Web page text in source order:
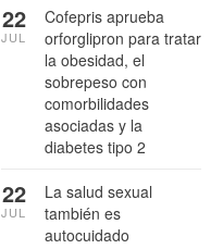
Cofepris aprueba
orforglipron para tratar
la obesidad, el
sobrepeso con
comorbilidades
asociadas y la
diabetes tipo 2
22
JUL
La salud sexual
también es
autocuidado
22
JUL